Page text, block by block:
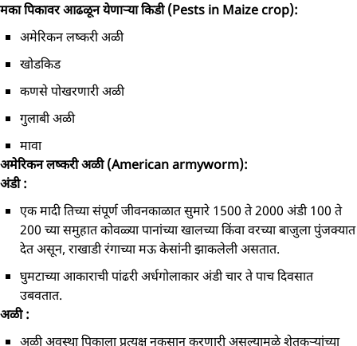
मका पिकावर आढळून येणाऱ्या किडी (Pests in Maize crop):
अमेरिकन लष्करी अळी
खोडकिड
कणसे पोखरणारी अळी
गुलाबी अळी
मावा
अमेरिकन लष्करी अळी (American armyworm):
अंडी :
एक मादी तिच्या संपूर्ण जीवनकाळात सुमारे 1500 ते 2000 अंडी 100 ते
200 च्या समुहात कोवळ्या पानांच्या खालच्या किंवा वरच्या बाजुला पुंजक्यात
देत असून, राखाडी रंगाच्या मऊ केसांनी झाकलेली असतात.
घुमटाच्या आकाराची पांढरी अर्धगोलाकार अंडी चार ते पाच दिवसात
उबवतात.
अळी :
अळी अवस्था पिकाला प्रत्यक्ष नुकसान करणारी असल्यामुळे शेतकऱ्यांच्या